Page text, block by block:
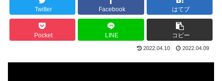
Twitter Facebook はてブ
Pocket LINE コピー
2022.04.10 2022.04.09